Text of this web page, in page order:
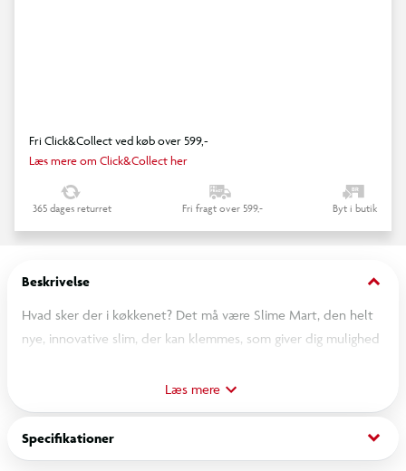
Fri Click&Collect ved køb over 599,-
Læs mere om Click&Collect her
365 dages returret Fri fragt over 599,- Byt i butik
Beskrivelse keyboard_arrow_down
Hvad sker der i køkkenet? Det må være Slime Mart, den helt
nye, innovative slim, der kan klemmes, som giver dig mulighed
fuldstændigt ligner den ægte vare! Tag din kreativitet og
opfindsomhed med ud i køkkenet og del dine resultater med
vennerne! Så næste gang du er på indkøb, kan du putte
denne pose Slime Mart i kurven!
Læs mere
Specifikationer keyboard_arrow_down